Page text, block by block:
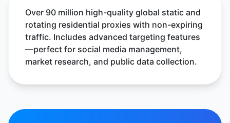
Over 90 million high-quality global static and
rotating residential proxies with non-expiring
traffic. Includes advanced targeting features
—perfect for social media management,
market research, and public data collection.